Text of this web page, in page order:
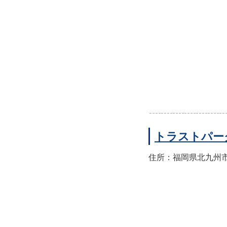
トラストパ
住所：福岡県北九州